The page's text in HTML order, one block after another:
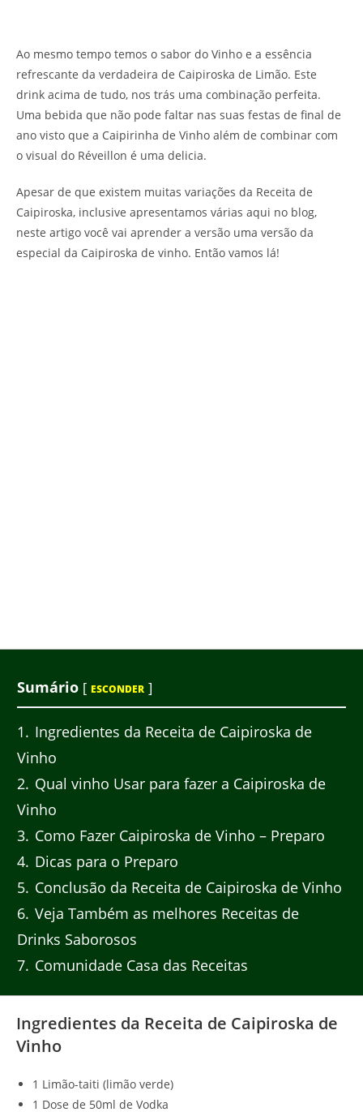
Ao mesmo tempo temos o sabor do Vinho e a essência
refrescante da verdadeira de Caipiroska de Limão. Este
drink acima de tudo, nos trás uma combinação perfeita.
Uma bebida que não pode faltar nas suas festas de final de
ano visto que a Caipirinha de Vinho além de combinar com
o visual do Réveillon é uma delicia.
Apesar de que existem muitas variações da Receita de
Caipiroska, inclusive apresentamos várias aqui no blog,
neste artigo você vai aprender a versão uma versão da
especial da Caipiroska de vinho. Então vamos lá!
Sumário [ ESCONDER ]
1
Ingredientes da Receita de Caipiroska de
Vinho
2 Qual vinho Usar para fazer a Caipiroska de
Vinho
3 Como Fazer Caipiroska de Vinho – Preparo
4 Dicas para o Preparo
5 Conclusão da Receita de Caipiroska de Vinho
6 Veja Também as melhores Receitas de
Drinks Saborosos
7 Comunidade Casa das Receitas
Ingredientes da Receita de Caipiroska de
Vinho
1 Limão-taiti (limão verde)
1 Dose de 50ml de Vodka